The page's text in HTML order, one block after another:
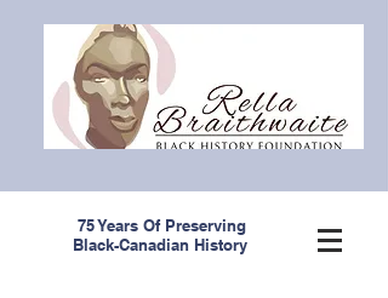
75 Years Of Preserving
Black-Canadian History